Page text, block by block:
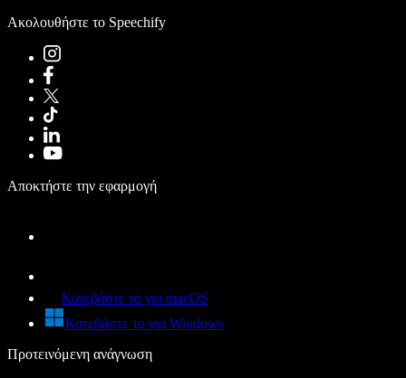
Ακολουθήστε το Speechify
Αποκτήστε την εφαρμογή
Κατεβάστε το για macOS
Κατεβάστε το για Windows
Προτεινόμενη ανάγνωση